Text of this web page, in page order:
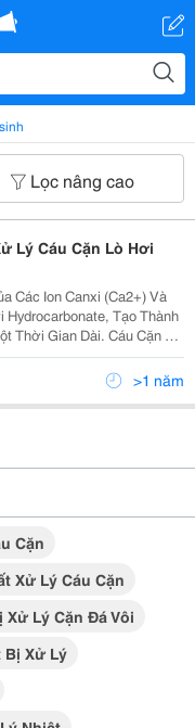
Lọc nâng cao
Lý Cáu Cặn Lò Hơi
Các Ion Canxi (Ca2+) Và
Tạo Thành
Thời Gian Dài. Cáu Cặn Là
Các Hệ Thống Lò Hơi,
Hoàn, Gây Ra Nhiều...
>1 năm
Cặn
Xử Lý Cáu Cặn
Xử Lý Cặn Đá Vôi
Bị Xử Lý